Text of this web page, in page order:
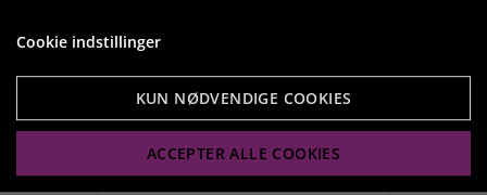
60x30cm dobbelt sidet
hvid/sort
59,95 kr.
Cookie indstillinger
KUN NØDVENDIGE COOKIES
ACCEPTER ALLE COOKIES